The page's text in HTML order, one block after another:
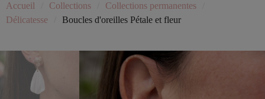
Accueil Collections
Collections permanentes
Délicatesse
Boucles d'oreilles Pétale et fleur